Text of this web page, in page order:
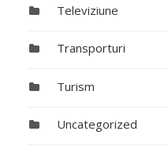
Televiziune
Transporturi
Turism
Uncategorized